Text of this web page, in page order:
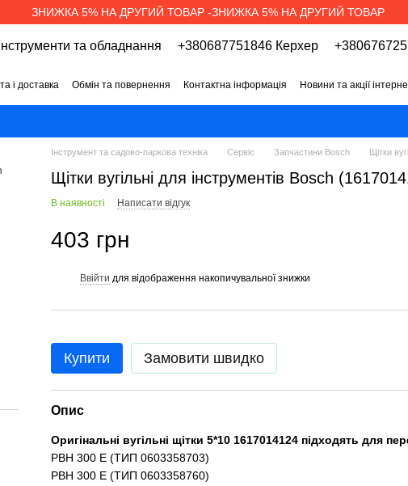
ЗНИЖКА 5% НА ДРУГИЙ ТОВАР -ЗНИЖКА 5% НА ДРУГИЙ ТОВАР
та обладнання +380687751846 Керхер
і доставка Обмін та повернення Контактна інформація
Новини та акції
Інструмент та садово-паркова техніка Сервіс Запчастини Bosch Щітки
Щітки вугільні для інструментів Bosch
В наявності Написати відгук
403 грн
Ввійти для відображення накопичувальної знижки
Купити Замовити швидко
Опис
Оригінальні вугільні щітки 5*10 1617014124 підходять для
PBH 300 E (ТИП 0603358703)
PBH 300 E (ТИП 0603358760)